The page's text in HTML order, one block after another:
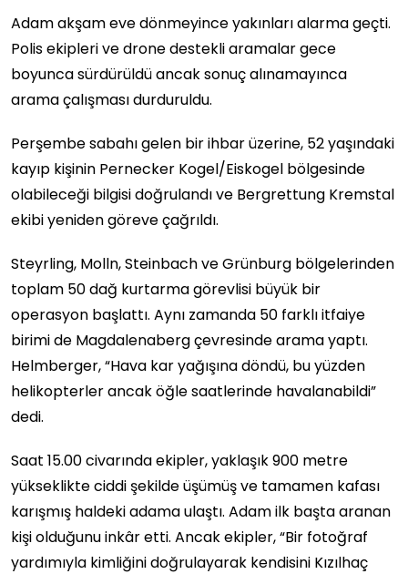
Adam akşam eve dönmeyince yakınları alarma geçti.
Polis ekipleri ve drone destekli aramalar gece
boyunca sürdürüldü ancak sonuç alınamayınca
arama çalışması durduruldu.
Perşembe sabahı gelen bir ihbar üzerine, 52 yaşındaki
kayıp kişinin Pernecker Kogel/Eiskogel bölgesinde
olabileceği bilgisi doğrulandı ve Bergrettung Kremstal
ekibi yeniden göreve çağrıldı.
Steyrling, Molln, Steinbach ve Grünburg bölgelerinden
toplam 50 dağ kurtarma görevlisi büyük bir
operasyon başlattı. Aynı zamanda 50 farklı itfaiye
birimi de Magdalenaberg çevresinde arama yaptı.
Helmberger, “Hava kar yağışına döndü, bu yüzden
helikopterler ancak öğle saatlerinde havalanabildi”
dedi.
Saat 15.00 civarında ekipler, yaklaşık 900 metre
yükseklikte ciddi şekilde üşümüş ve tamamen kafası
karışmış haldeki adama ulaştı. Adam ilk başta aranan
kişi olduğunu inkâr etti. Ancak ekipler, “Bir fotoğraf
yardımıyla kimliğini doğrulayarak kendisini Kızılhaç